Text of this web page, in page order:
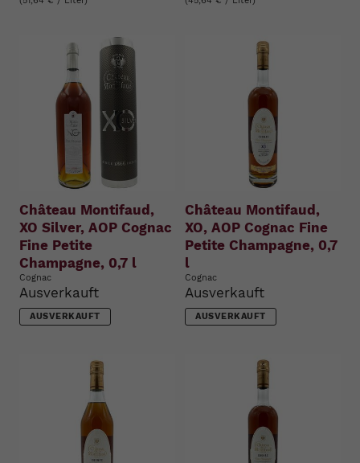
Château Montifaud,
XO Silver, AOP Cognac
Fine Petite
Champagne, 0,7 l
Cognac
Ausverkauft
AUSVERKAUFT
Château Montifaud,
XO, AOP Cognac Fine
Petite Champagne, 0,7
l
Cognac
Ausverkauft
AUSVERKAUFT